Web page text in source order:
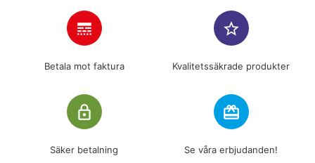
line_style
Betala mot faktura
star_border
Kvalitetssäkrade produkter
lock_outline
Säker betalning
redeem
Se våra erbjudanden!